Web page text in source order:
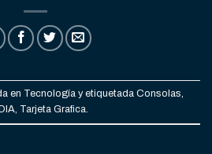
en Tecnologíay etiquetada Consolas,
, Tarjeta Grafica.